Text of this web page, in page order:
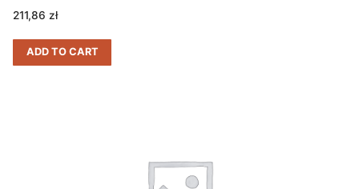
211,86 zł
ADD TO CART